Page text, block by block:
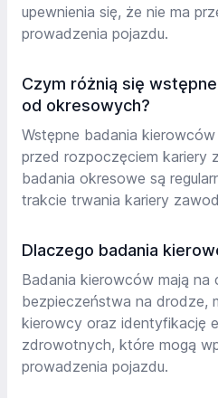
upewnienia się, że nie ma
prowadzenia pojazdu.
Czym różnią się
od okresowych?
Wstępne badania
przed rozpoczęciem kariery
badania okresowe są
trakcie trwania kariery
Dlaczego badania
Badania kierowców mają na
bezpieczeństwa na drodze,
kierowcy oraz identyfikację
zdrowotnych, które mogą
prowadzenia pojazdu.